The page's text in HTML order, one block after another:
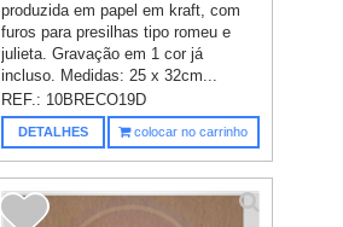
produzida em papel em kraft, com
furos para presilhas tipo romeu e
julieta. Gravação em 1 cor já
incluso. Medidas: 25 x 32cm...
REF.: 10BRECO19D
DETALHES colocar no carrinho